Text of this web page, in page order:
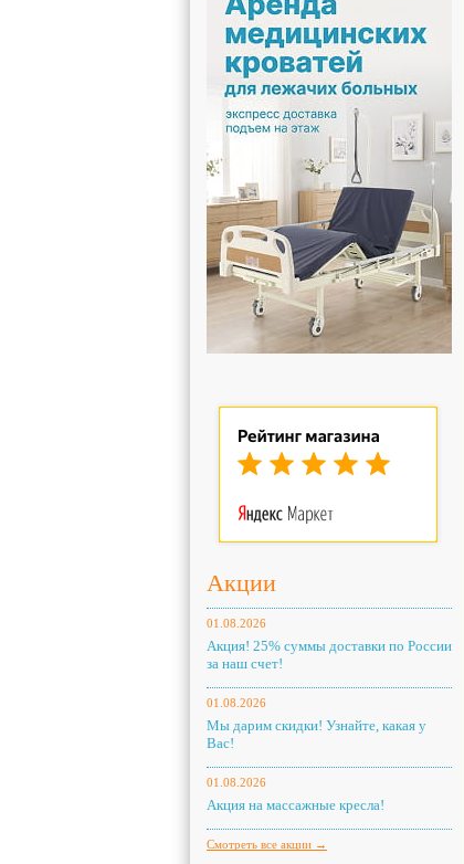
Акции
01.08.2026
Акция! 25% суммы доставки по России
за наш счет!
01.08.2026
Мы дарим скидки! Узнайте, какая у
Вас!
01.08.2026
Акция на массажные кресла!
Смотреть все акции →